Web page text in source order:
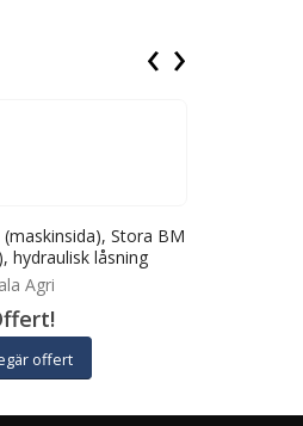
Stora BM
hydraulisk låsning
Agri
offert
‹ ›